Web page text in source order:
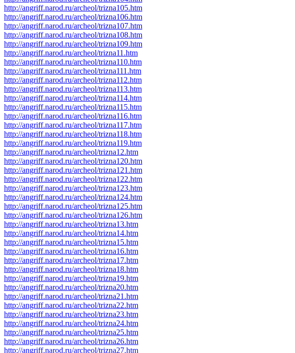
http://angriff.narod.ru/archeol/trizna105.htm
http://angriff.narod.ru/archeol/trizna106.htm
http://angriff.narod.ru/archeol/trizna107.htm
http://angriff.narod.ru/archeol/trizna108.htm
http://angriff.narod.ru/archeol/trizna109.htm
http://angriff.narod.ru/archeol/trizna11.htm
http://angriff.narod.ru/archeol/trizna110.htm
http://angriff.narod.ru/archeol/trizna111.htm
http://angriff.narod.ru/archeol/trizna112.htm
http://angriff.narod.ru/archeol/trizna113.htm
http://angriff.narod.ru/archeol/trizna114.htm
http://angriff.narod.ru/archeol/trizna115.htm
http://angriff.narod.ru/archeol/trizna116.htm
http://angriff.narod.ru/archeol/trizna117.htm
http://angriff.narod.ru/archeol/trizna118.htm
http://angriff.narod.ru/archeol/trizna119.htm
http://angriff.narod.ru/archeol/trizna12.htm
http://angriff.narod.ru/archeol/trizna120.htm
http://angriff.narod.ru/archeol/trizna121.htm
http://angriff.narod.ru/archeol/trizna122.htm
http://angriff.narod.ru/archeol/trizna123.htm
http://angriff.narod.ru/archeol/trizna124.htm
http://angriff.narod.ru/archeol/trizna125.htm
http://angriff.narod.ru/archeol/trizna126.htm
http://angriff.narod.ru/archeol/trizna13.htm
http://angriff.narod.ru/archeol/trizna14.htm
http://angriff.narod.ru/archeol/trizna15.htm
http://angriff.narod.ru/archeol/trizna16.htm
http://angriff.narod.ru/archeol/trizna17.htm
http://angriff.narod.ru/archeol/trizna18.htm
http://angriff.narod.ru/archeol/trizna19.htm
http://angriff.narod.ru/archeol/trizna20.htm
http://angriff.narod.ru/archeol/trizna21.htm
http://angriff.narod.ru/archeol/trizna22.htm
http://angriff.narod.ru/archeol/trizna23.htm
http://angriff.narod.ru/archeol/trizna24.htm
http://angriff.narod.ru/archeol/trizna25.htm
http://angriff.narod.ru/archeol/trizna26.htm
http://angriff.narod.ru/archeol/trizna27.htm